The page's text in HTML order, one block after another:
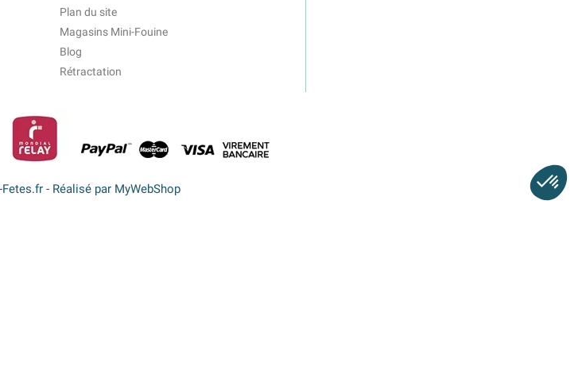
Plan du site
Magasins Mini-Fouine
Blog
Rétractation
- Réalisé par MyWebShop